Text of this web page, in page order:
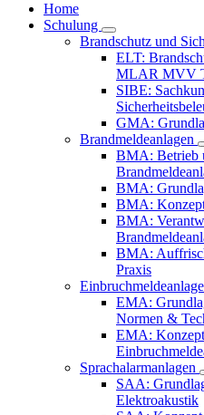
Home
Schulung
Brandschutz und
ELT:
MLAR MVV
SIBE:
GMA:
Brandmeldeanlagen
BMA: Betrieb
BMA:
BMA:
BMA:
BMA:
Praxis
EMA:
Normen &
EMA:
Sprachalarmanlagen
SAA:
Elektroakustik